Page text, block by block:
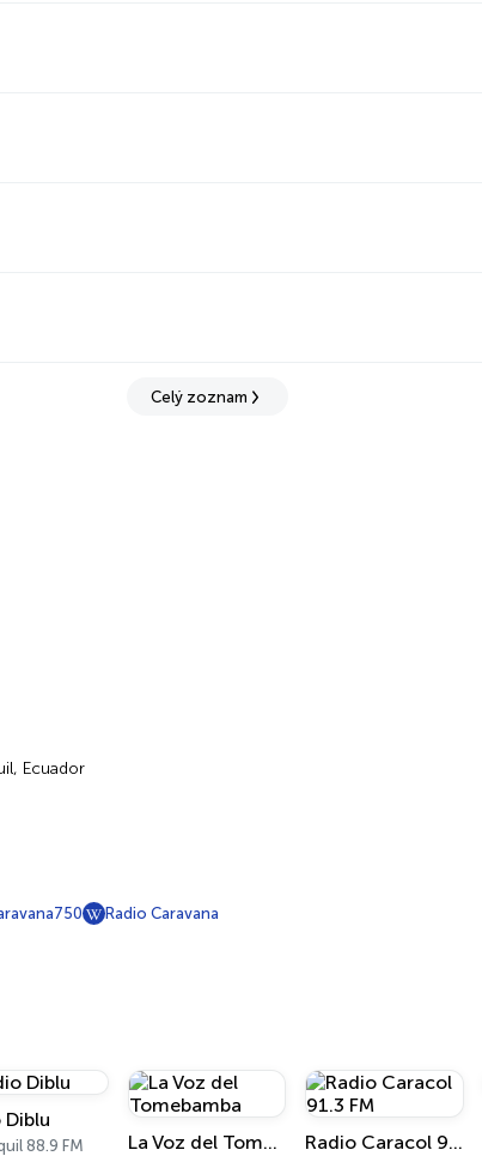
Celý zoznam
Ecuador
Radio Caravana
Diblu
88.9 FM La Voz del Tomebamba Radio Caracol 91.3 FM